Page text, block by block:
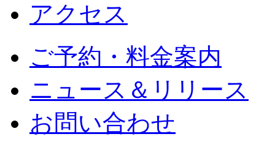
アクセス
ご予約・料金案内
ニュース＆リリース
お問い合わせ